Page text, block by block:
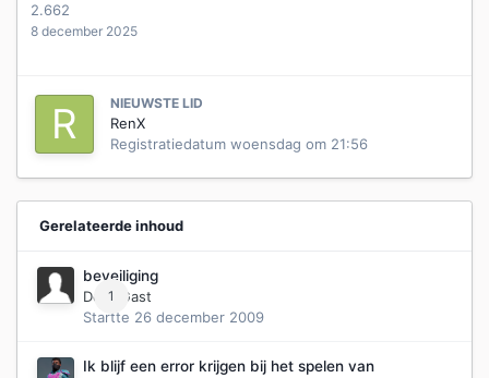
2.662
8 december 2025
NIEUWSTE LID
RenX
Registratiedatum woensdag om 21:56
Gerelateerde inhoud
1
beveiliging
Door Gast
Startte 26 december 2009
Ik blijf een error krijgen bij het spelen van